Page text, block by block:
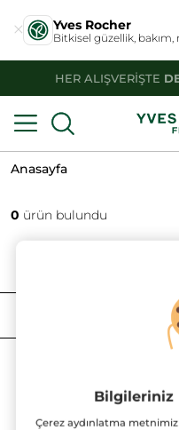
Yves Rocher
Bitkisel güzellik, bakım,
HER ALIŞVERİŞTE
Anasayfa
0 ürün bulundu
Bilgileriniz
Çerez aydınlatma